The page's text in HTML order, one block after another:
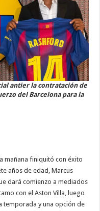
antier la contratación de
del Barcelona para la
mañana finiquitó con éxito
años de edad, Marcus
dará comienzo a mediados
con el Aston Villa, luego
temporada y una opción de